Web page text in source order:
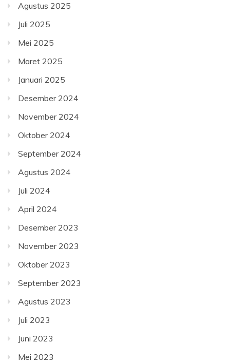
Agustus 2025
Juli 2025
Mei 2025
Maret 2025
Januari 2025
Desember 2024
November 2024
Oktober 2024
September 2024
Agustus 2024
Juli 2024
April 2024
Desember 2023
November 2023
Oktober 2023
September 2023
Agustus 2023
Juli 2023
Juni 2023
Mei 2023